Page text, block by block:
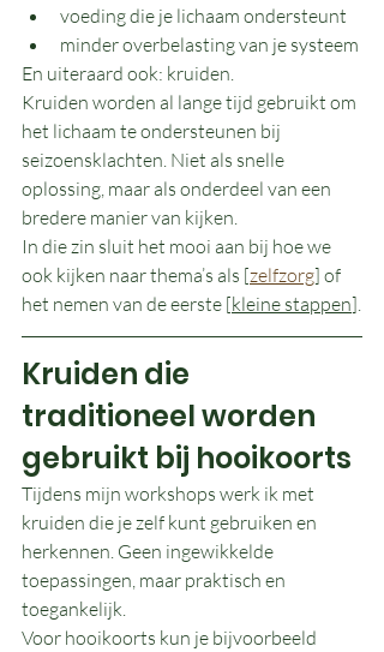
voeding die je lichaam ondersteunt
minder overbelasting van je systeem
En uiteraard ook: kruiden.
Kruiden worden al lange tijd gebruikt om
het lichaam te ondersteunen bij
seizoensklachten. Niet als snelle
oplossing, maar als onderdeel van een
bredere manier van kijken.
In die zin sluit het mooi aan bij hoe we
ook kijken naar thema’s als [zelfzorg] of
het nemen van de eerste [kleine stappen].
Kruiden die
traditioneel worden
gebruikt bij hooikoorts
Tijdens mijn workshops werk ik met
kruiden die je zelf kunt gebruiken en
herkennen. Geen ingewikkelde
toepassingen, maar praktisch en
toegankelijk.
Voor hooikoorts kun je bijvoorbeeld